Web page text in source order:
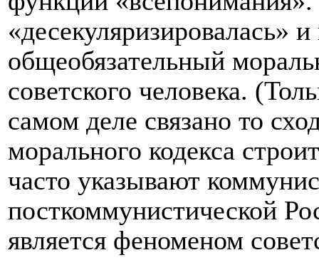
«десекуляризировалась»
общеобязательный
советского человека.
самом деле связано то
морального кодекса
часто указывают
посткоммунистической
является феноменом